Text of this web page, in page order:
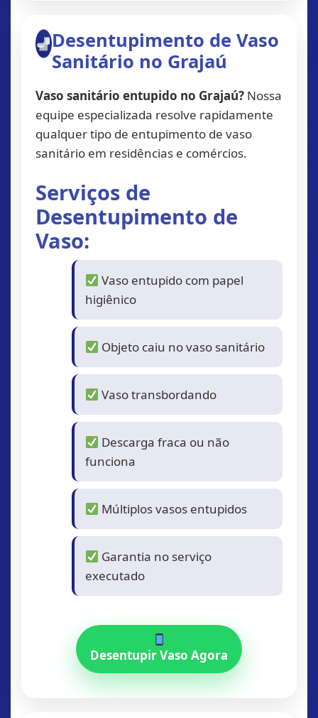
Desentupimento de Vaso
Sanitário no Grajaú
Vaso sanitário entupido no Grajaú? Nossa
equipe especializada resolve rapidamente
qualquer tipo de entupimento de vaso
sanitário em residências e comércios.
Serviços de
Desentupimento de
Vaso:
Vaso entupido com papel
higiênico
Objeto caiu no vaso sanitário
Vaso transbordando
Descarga fraca ou não
funciona
Múltiplos vasos entupidos
Garantia no serviço
executado
Desentupir Vaso Agora